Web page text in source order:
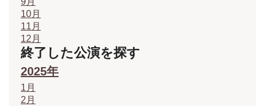
10月
11月
12月
終了した公演を探す
2025年
1月
2月